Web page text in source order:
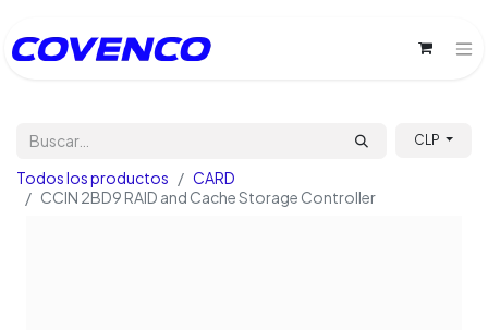
CLP
Todos los productos
CARD
CCIN 2BD9 RAID and Cache Storage Controller